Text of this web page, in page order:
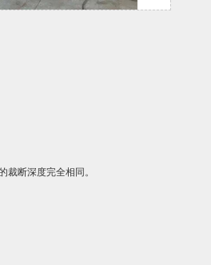
断深度完全相同。